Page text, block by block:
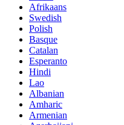
Afrikaans
Swedish
Polish
Basque
Catalan
Esperanto
Hindi
Lao
Albanian
Amharic
Armenian